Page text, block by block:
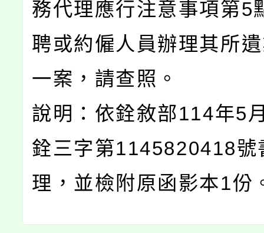
務代理應行注意事項第5
聘或約僱人員辦理其所
一案，請查照。
說明：依銓敘部114年5
銓三字第1145820418號
理，並檢附原函影本1份